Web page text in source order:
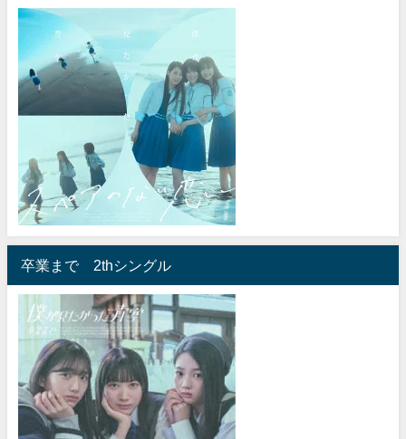
卒業まで 2thシングル